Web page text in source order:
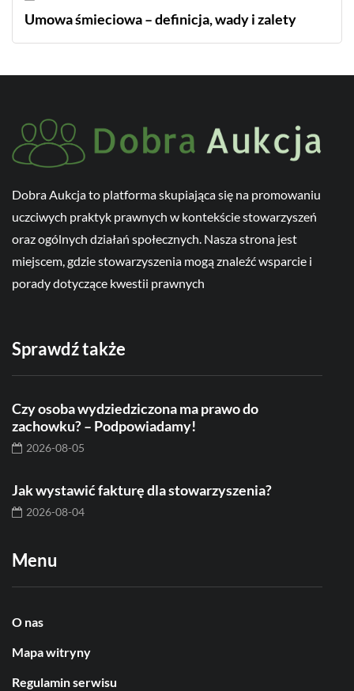
Umowa śmieciowa – definicja, wady i zalety
Dobra Aukcja to platforma skupiająca się na promowaniu
uczciwych praktyk prawnych w kontekście stowarzyszeń
oraz ogólnych działań społecznych. Nasza strona jest
miejscem, gdzie stowarzyszenia mogą znaleźć wsparcie i
porady dotyczące kwestii prawnych
Sprawdź także
Czy osoba wydziedziczona ma prawo do
zachowku? – Podpowiadamy!
2026-08-05
Jak wystawić fakturę dla stowarzyszenia?
2026-08-04
Menu
O nas
Mapa witryny
Regulamin serwisu